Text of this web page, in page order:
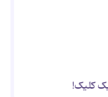
کلیک!